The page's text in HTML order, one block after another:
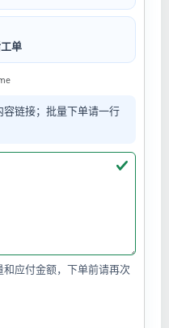
单
链接；批量下单请一行
应付金额，下单前请再次